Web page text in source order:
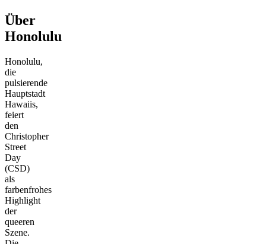
Über
Honolulu
Honolulu,
die
pulsierende
Hauptstadt
Hawaiis,
feiert
den
Christopher
Street
Day
(CSD)
als
farbenfrohes
Highlight
der
queeren
Szene.